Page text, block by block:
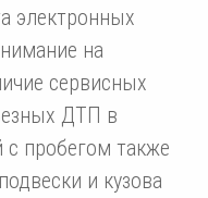
электронных
на
сервисных
ДТП в
пробегом также
и кузова